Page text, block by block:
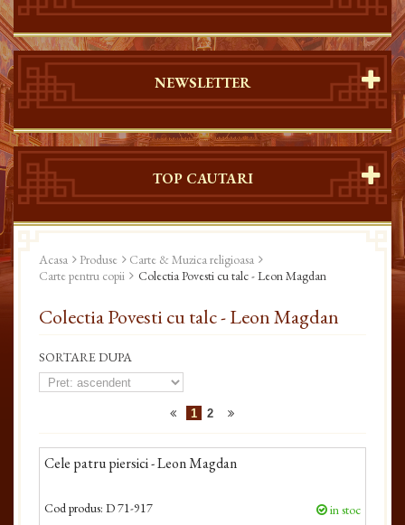
NEWSLETTER
TOP CAUTARI
Acasa Produse
Carte & Muzica religioasa
Carte pentru copii
Colectia Povesti cu talc - Leon Magdan
Colectia Povesti cu talc - Leon Magdan
SORTARE DUPA
1 2
Cele patru piersici - Leon Magdan
Cod produs: D 71-917 in stoc